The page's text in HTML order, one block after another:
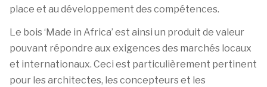
place et au développement des compétences.
Le bois ‘Made in Africa’ est ainsi un produit de valeur
pouvant répondre aux exigences des marchés locaux
et internationaux. Ceci est particulièrement pertinent
pour les architectes, les concepteurs et les